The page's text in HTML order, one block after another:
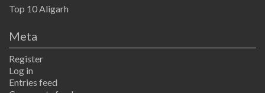
Top 10 Aligarh
Meta
Register
Log in
Entries feed